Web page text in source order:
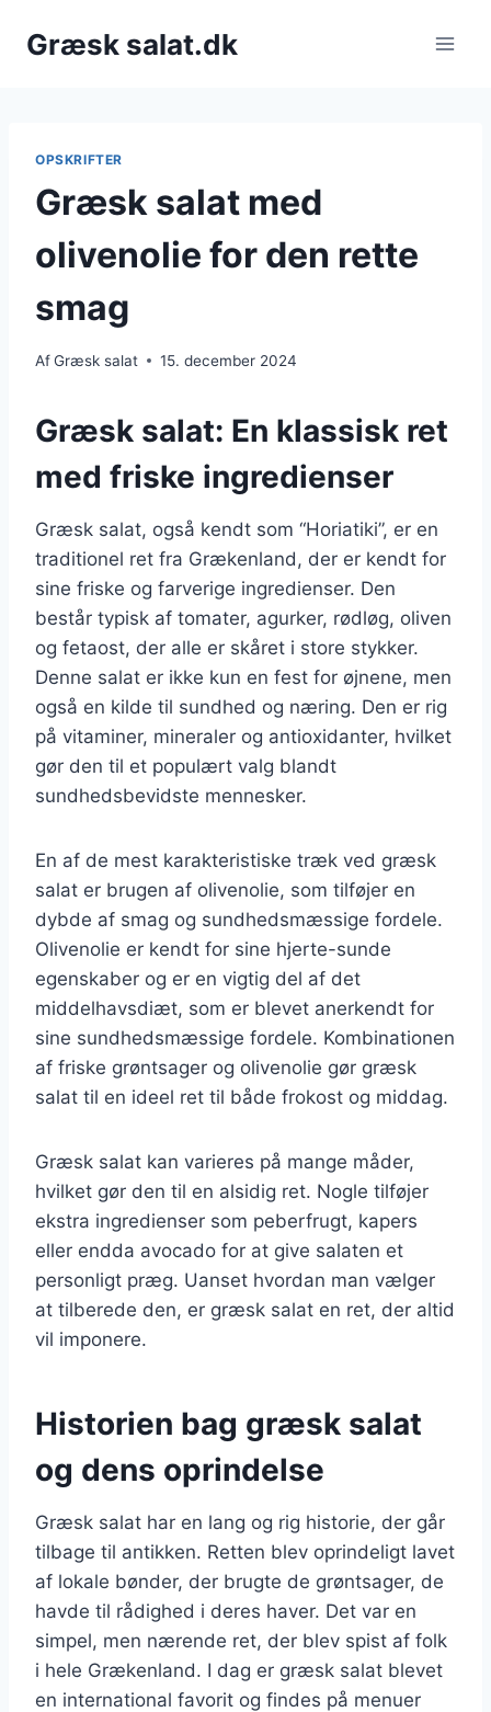
Græsk salat.dk
OPSKRIFTER
Græsk salat med
olivenolie for den rette
smag
AfGræsk salat 15. december 2024
Græsk salat: En klassisk ret
med friske ingredienser
Græsk salat, også kendt som “Horiatiki”, er en
traditionel ret fra Grækenland, der er kendt for
sine friske og farverige ingredienser. Den
består typisk af tomater, agurker, rødløg, oliven
og fetaost, der alle er skåret i store stykker.
Denne salat er ikke kun en fest for øjnene, men
også en kilde til sundhed og næring. Den er rig
på vitaminer, mineraler og antioxidanter, hvilket
gør den til et populært valg blandt
sundhedsbevidste mennesker.
En af de mest karakteristiske træk ved græsk
salat er brugen af olivenolie, som tilføjer en
dybde af smag og sundhedsmæssige fordele.
Olivenolie er kendt for sine hjerte-sunde
egenskaber og er en vigtig del af det
middelhavsdiæt, som er blevet anerkendt for
sine sundhedsmæssige fordele. Kombinationen
af friske grøntsager og olivenolie gør græsk
salat til en ideel ret til både frokost og middag.
Græsk salat kan varieres på mange måder,
hvilket gør den til en alsidig ret. Nogle tilføjer
ekstra ingredienser som peberfrugt, kapers
eller endda avocado for at give salaten et
personligt præg. Uanset hvordan man vælger
at tilberede den, er græsk salat en ret, der altid
vil imponere.
Historien bag græsk salat
og dens oprindelse
Græsk salat har en lang og rig historie, der går
tilbage til antikken. Retten blev oprindeligt lavet
af lokale bønder, der brugte de grøntsager, de
havde til rådighed i deres haver. Det var en
simpel, men nærende ret, der blev spist af folk
i hele Grækenland. I dag er græsk salat blevet
en international favorit og findes på menuer